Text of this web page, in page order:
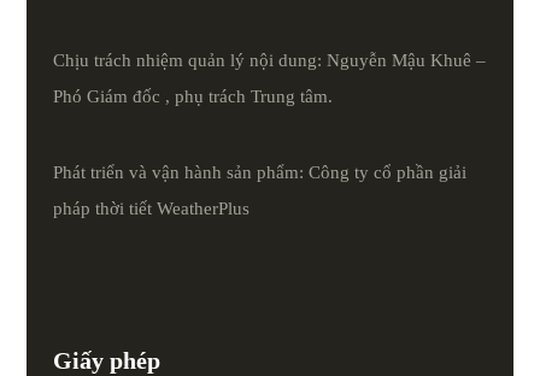
Chịu trách nhiệm quản lý nội dung: Nguyễn Mậu Khuê –
Phó Giám đốc , phụ trách Trung tâm.
Phát triển và vận hành sản phẩm: Công ty cổ phần giải
pháp thời tiếtWeatherPlus
Giấy phép